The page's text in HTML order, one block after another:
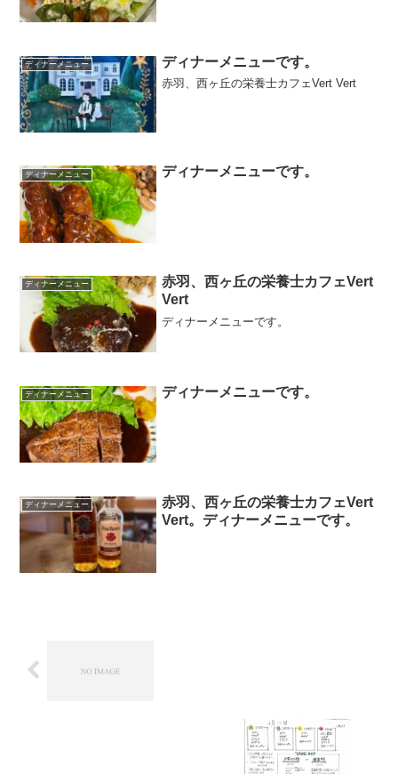
ディナーメニュー ディナーメニューです。
赤羽、西ヶ丘の栄養士カフェVert Vert
ディナーメニュー ディナーメニューです。
ディナーメニュー
赤羽、西ヶ丘の栄養士カフェVert
Vert
ディナーメニューです。
ディナーメニュー ディナーメニューです。
ディナーメニュー
赤羽、西ヶ丘の栄養士カフェVert
Vert。ディナーメニューです。